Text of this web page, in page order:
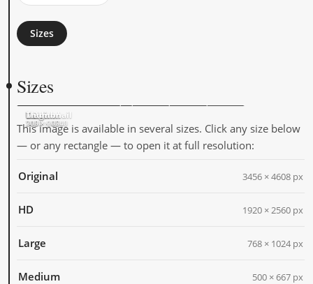
Sizes
Sizes
Original
3456 × 4608
HD
1920 × 2560
Large
768 × 1024
Medium
500 × 667
Thumbnail
205 × 205
This image is available in several sizes. Click any size below
— or any rectangle — to open it at full resolution:
Original 3456 × 4608 px
HD 1920 × 2560 px
Large 768 × 1024 px
Medium 500 × 667 px